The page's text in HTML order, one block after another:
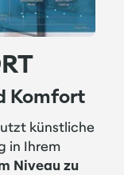
Komfort
künstliche
in Ihrem
Niveau zu